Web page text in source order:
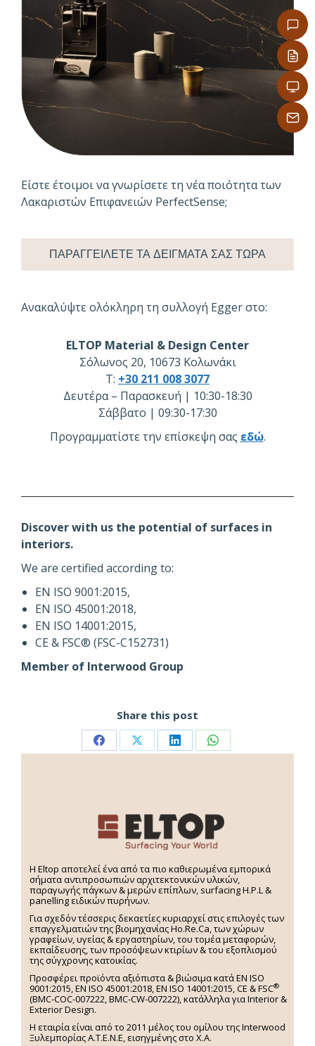
Είστε έτοιμοι να γνωρίσετε τη νέα ποιότητα των
Λακαριστών Επιφανειών PerfectSense;
ΠΑΡΑΓΓΕΙΛΕΤΕ ΤΑ ΔΕΙΓΜΑΤΑ ΣΑΣ ΤΩΡΑ
Ανακαλύψτε ολόκληρη τη συλλογή Egger στο:
ELTOP Material & Design Center
Σόλωνος 20, 10673 Κολωνάκι
Τ: +30 211 008 3077
Δευτέρα – Παρασκευή | 10:30-18:30
Σάββατο | 09:30-17:30
Προγραμματίστε την επίσκεψη σας εδώ.
Discover with us the potential of surfaces in
interiors.
We are certified according to:
EN ISO 9001:2015,
EN ISO 45001:2018,
EN ISO 14001:2015,
CE & FSC® (FSC-C152731)
Member of Interwood Group
Share this post
H Eltop αποτελεί ένα από τα πιο καθιερωμένα εμπορικά
σήματα αντιπροσωπιών αρχιτεκτονικών υλικών,
παραγωγής πάγκων & μερών επίπλων, surfacing H.P.L &
panelling ειδικών πυρήνων.
Για σχεδόν τέσσερις δεκαετίες κυριαρχεί στις επιλογές των
επαγγελματιών της βιομηχανίας Ho.Re.Ca, των χώρων
γραφείων, υγείας & εργαστηρίων, του τομέα μεταφορών,
εκπαίδευσης, των προσόψεων κτιρίων & του εξοπλισμού
της σύγχρονης κατοικίας.
Προσφέρει προϊόντα αξιόπιστα & βιώσιμα κατά EN ISO
9001:2015, EN ISO 45001:2018, EN ISO 14001:2015, CE & FSC®
(BMC-COC-007222, BMC-CW-007222), κατάλληλα για Interior &
Exterior Design.
Η εταιρία είναι από το 2011 μέλος του ομίλου της Interwood
Ξυλεμπορίας Α.Τ.Ε.Ν.Ε, εισηγμένης στο Χ.A.